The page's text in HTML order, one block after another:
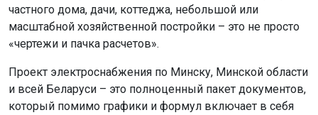
частного дома, дачи, коттеджа, небольшой или
масштабной хозяйственной постройки – это не просто
«чертежи и пачка расчетов».
Проект электроснабжения по Минску, Минской области
и всей Беларуси – это полноценный пакет документов,
который помимо графики и формул включает в себя